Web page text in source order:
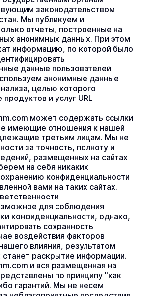
законодательством
Мы публикуем и
отчеты, построенные на
анонимных данных. При этом
информацию, по которой было
данные пользователей
анонимные данные
целью которого
продуктов и услуг URL
может содержать ссылки
имеющие отношения к нашей
третьим лицам. Мы не
за точность, полноту и
размещенных на сайтах
на себя никаких
конфиденциальности
вами на таких сайтах.
для соблюдения
конфиденциальности, однако,
сохранность
воздействия факторов
влияния, результатом
станет раскрытие информации.
и вся размещенная на
по принципу "как
гарантий. Мы не несем